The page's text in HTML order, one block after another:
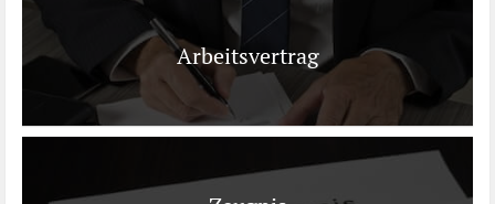
Arbeitsvertrag